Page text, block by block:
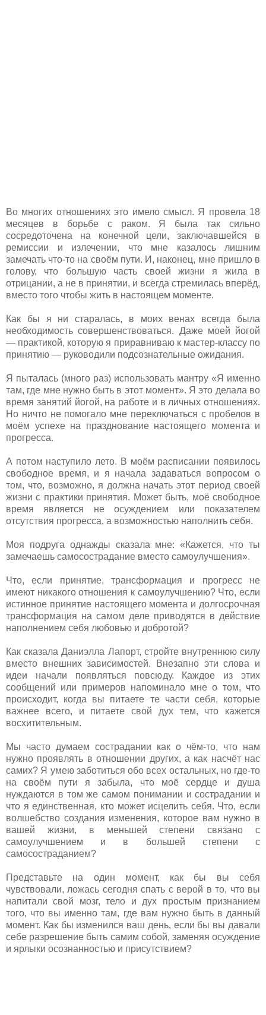
Во многих отношениях это имело смысл. Я провела 18
месяцев в борьбе с раком. Я была так сильно
сосредоточена на конечной цели, заключавшейся в
ремиссии и излечении, что мне казалось лишним
замечать что-то на своём пути. И, наконец, мне пришло в
голову, что большую часть своей жизни я жила в
отрицании, а не в принятии, и всегда стремилась вперёд,
вместо того чтобы жить в настоящем моменте.
Как бы я ни старалась, в моих венах всегда была
необходимость совершенствоваться. Даже моей йогой
— практикой, которую я приравниваю к мастер-классу по
принятию — руководили подсознательные ожидания.
Я пыталась (много раз) использовать мантру «Я именно
там, где мне нужно быть в этот момент». Я это делала во
время занятий йогой, на работе и в личных отношениях.
Но ничто не помогало мне переключаться с пробелов в
моём успехе на празднование настоящего момента и
прогресса.
А потом наступило лето. В моём расписании появилось
свободное время, и я начала задаваться вопросом о
том, что, возможно, я должна начать этот период своей
жизни с практики принятия. Может быть, моё свободное
время является не осуждением или показателем
отсутствия прогресса, а возможностью наполнить себя.
Моя подруга однажды сказала мне: «Кажется, что ты
замечаешь самосострадание вместо самоулучшения».
Что, если принятие, трансформация и прогресс не
имеют никакого отношения к самоулучшению? Что, если
истинное принятие настоящего момента и долгосрочная
трансформация на самом деле приводятся в действие
наполнением себя любовью и добротой?
Как сказала Даниэлла Лапорт, стройте внутреннюю силу
вместо внешних зависимостей. Внезапно эти слова и
идеи начали появляться повсюду. Каждое из этих
сообщений или примеров напоминало мне о том, что
происходит, когда вы питаете те части себя, которые
важнее всего, и питаете свой дух тем, что кажется
восхитительным.
Мы часто думаем сострадании как о чём-то, что нам
нужно проявлять в отношении других, а как насчёт нас
самих? Я умею заботиться обо всех остальных, но где-то
на своём пути я забыла, что моё сердце и душа
нуждаются в том же самом понимании и сострадании и
что я единственная, кто может исцелить себя. Что, если
волшебство создания изменения, которое вам нужно в
вашей жизни, в меньшей степени связано с
самоулучшением и в большей степени с
самосостраданием?
Представьте на один момент, как бы вы себя
чувствовали, ложась сегодня спать с верой в то, что вы
напитали свой мозг, тело и дух простым признанием
того, что вы именно там, где вам нужно быть в данный
момент. Как бы изменился ваш день, если бы вы давали
себе разрешение быть самим собой, заменяя осуждение
и ярлыки осознанностью и присутствием?